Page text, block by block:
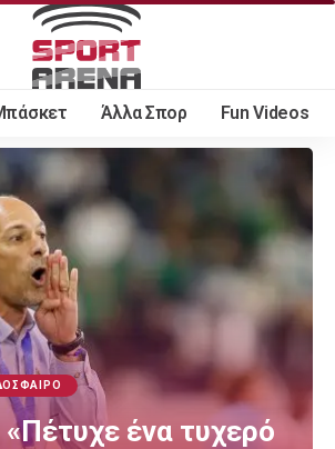
Άλλα Σπορ Fun Videos
ένα τυχερό